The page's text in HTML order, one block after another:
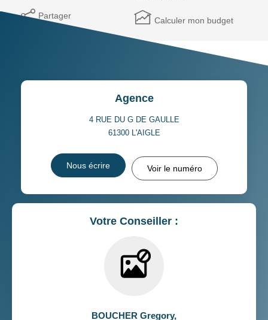
Partager Calculer mon budget
Agence
4 RUE DU G DE GAULLE
61300 L'AIGLE
Nous écrire Voir le numéro
Votre Conseiller :
BOUCHER Gregory,